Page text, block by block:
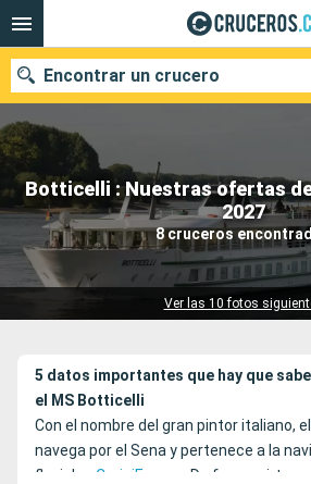
Botticelli : Nuestras ofertas
2027
8 cruceros
Ver las 10 fotos
Encontrar un crucero
Nuestros destinos
Fecha de salida
5 datos importantes que hay que
el MS Botticelli
Con el nombre del gran pintor italiano,
navega por el Sena y pertenece a la
fluviales CroisiEurope
. De forma